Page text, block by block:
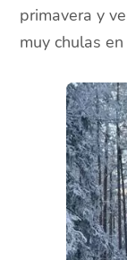
primavera y
muy chulas